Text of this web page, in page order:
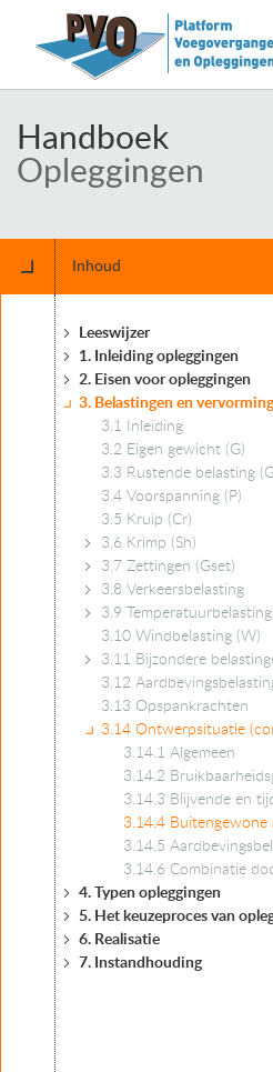
Handboek
Opleggingen
Inhoud
Leeswijzer
1. Inleiding opleggingen
2. Eisen voor opleggingen
3. Belastingen en
3.1 Inleiding
3.2 Eigen gewicht (G)
3.3 Rustende belasting
3.4 Voorspanning (P)
3.5 Kruip (Cr)
3.6 Krimp (Sh)
3.7 Zettingen (Gset)
3.8 Verkeersbelasting
3.9 Temperatuurbelasting
3.10 Windbelasting (W)
3.11 Bijzondere
3.12
3.13 Opspankrachten
3.14 Ontwerpsituatie
3.14.1 Algemeen
3.14.2
3.14.3 Blijvende en
3.14.4 Buitengewone
3.14.5
3.14.6 Combinatie
4. Typen opleggingen
5. Het keuzeproces van
6. Realisatie
7. Instandhouding